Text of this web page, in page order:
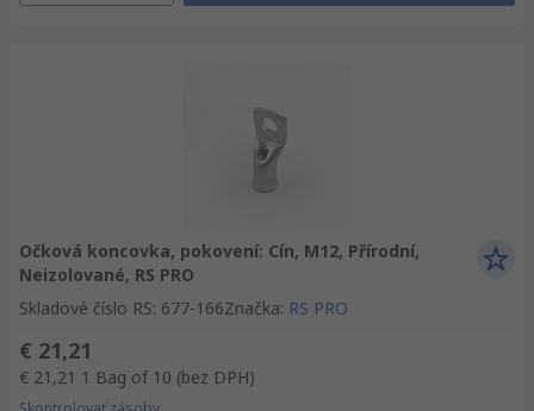
Očková koncovka, pokovení: Cín, M12, Přírodní,
Neizolované, RS PRO
Skladové číslo RS: 677-166Značka: RS PRO
€ 21,21
€ 21,21 1 Bag of 10 (bez DPH)